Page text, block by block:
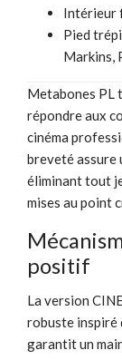
Intérieur
Pied
Markins,
Metabones PL
répondre aux
cinéma
breveté assure
éliminant tout
mises au point
positif
La version
robuste inspiré
garantit un